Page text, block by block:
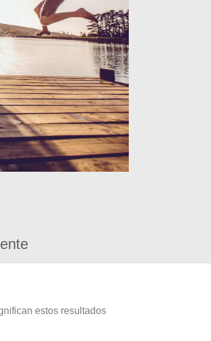
estos resultados